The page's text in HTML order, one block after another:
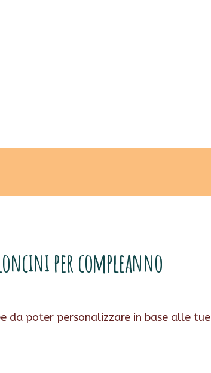
per compleanno
da poter personalizzare in base alle tue